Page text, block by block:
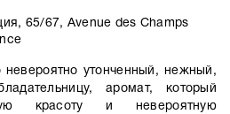
65/67, Avenue des Champs
утонченный, нежный,
аромат, который
красоту и невероятную